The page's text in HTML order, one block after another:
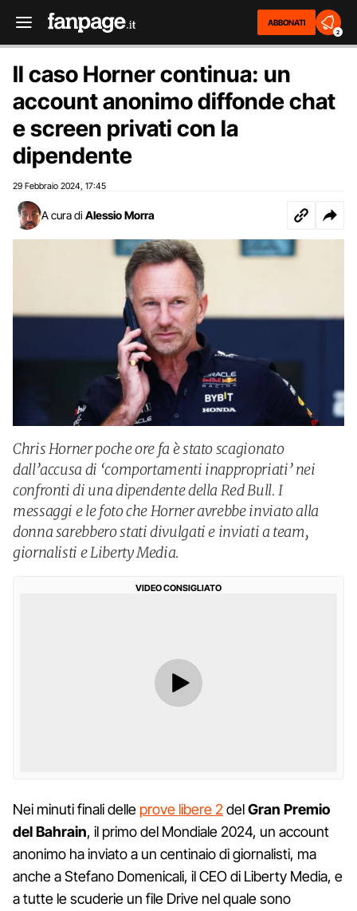
ABBONATI
2
Il caso Horner continua: un
account anonimo diffonde chat
e screen privati con la
dipendente
29 Febbraio 2024 17:45
A cura di Alessio Morra
Chris Horner poche ore fa è stato scagionato
dall’accusa di ‘comportamenti inappropriati’ nei
confronti di una dipendente della Red Bull. I
messaggi e le foto che Horner avrebbe inviato alla
donna sarebbero stati divulgati e inviati a team,
giornalisti e Liberty Media.
VIDEO CONSIGLIATO
Nei minuti finali delle prove libere 2 delGran Premio
del Bahrain, il primo del Mondiale 2024, un account
anonimo ha inviato a un centinaio di giornalisti, ma
anche a Stefano Domenicali, il CEO di Liberty Media, e
a tutte le scuderie un file Drive nel quale sono